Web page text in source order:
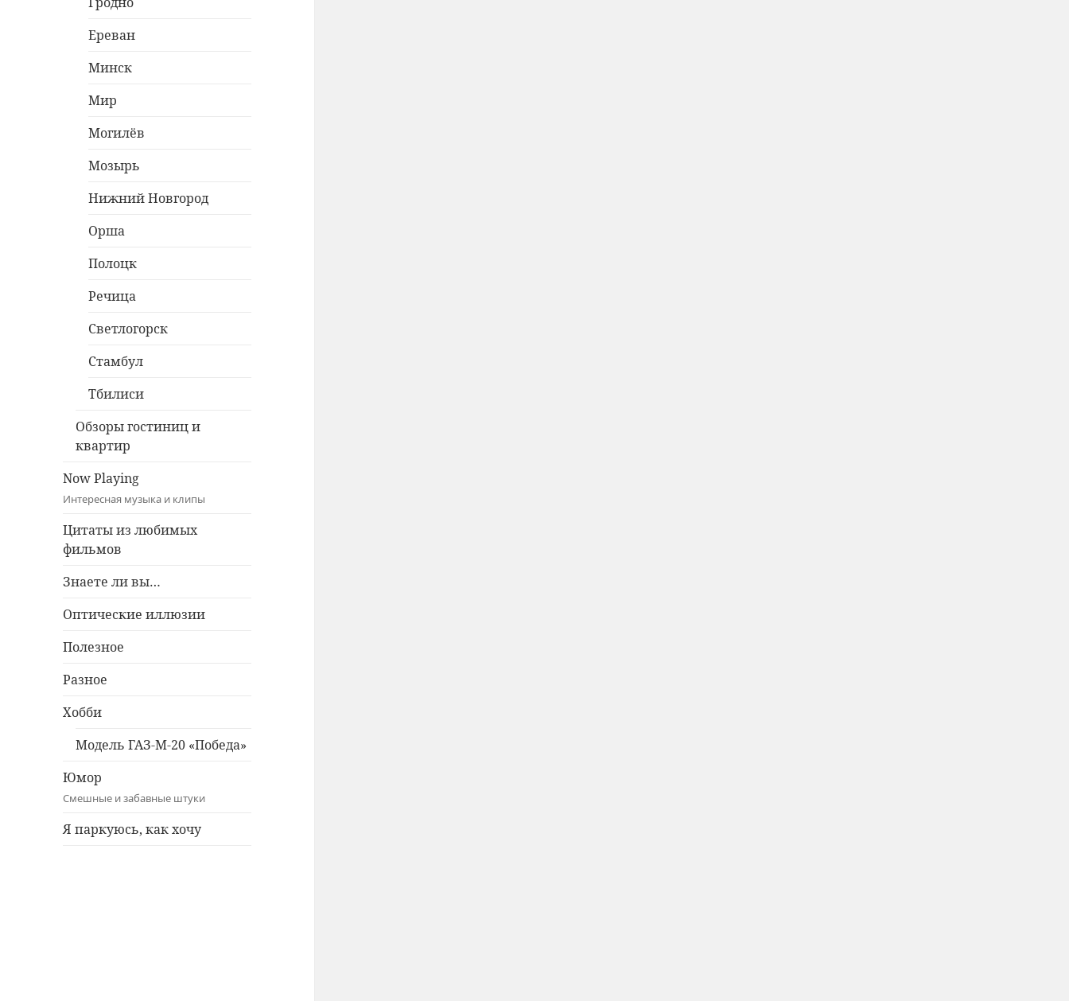
Ереван
Минск
Мир
Могилёв
Мозырь
Нижний Новгород
Орша
Полоцк
Речица
Светлогорск
Стамбул
Тбилиси
Обзоры гостиниц и
квартир
Now Playing
Интересная музыка и клипы
Цитаты из любимых
фильмов
Знаете ли вы…
Оптические иллюзии
Полезное
Разное
Хобби
Модель ГАЗ-М-20 «Победа»
Юмор
Смешные и забавные штуки
Я паркуюсь, как хочу